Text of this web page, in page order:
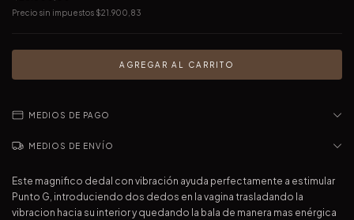
Precio sin impuestos $21.900,83
MEDIOS DE PAGO
MEDIOS DE ENVÍO
Este magnifico dedal con vibración ayuda perfectamente a estimular
Punto G, introduciendo dos dedos en la vagina trasladando la
vibracion hacia su interior y quedando la bala de manera mas enérgica